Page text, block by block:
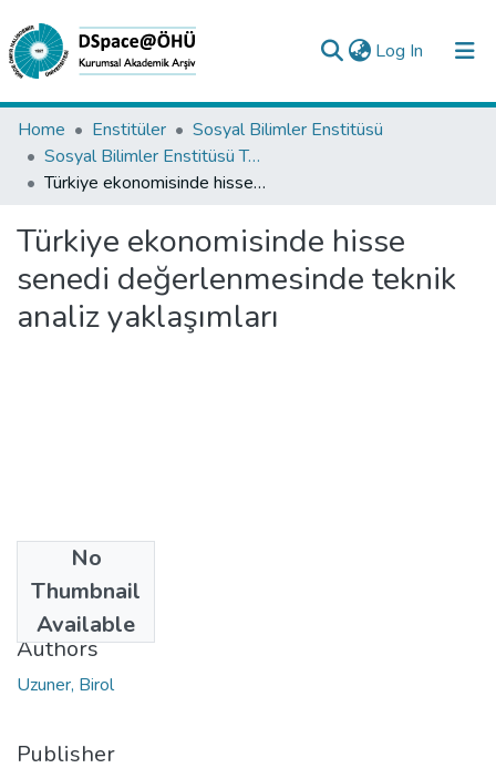
Log In (current)
Collections
All of DSpace
Analyze
Request/Question
Home Enstitüler
Sosyal Bilimler Enstitüsü
Sosyal Bilimler Enstitüsü Tez Koleksiyonu
Türkiye ekonomisinde hisse senedi değerlenmesinde teknik analiz yaklaşımları
Türkiye ekonomisinde hisse
senedi değerlenmesinde teknik
analiz yaklaşımları
No
Thumbnail
Available
2002
Authors
Uzuner, Birol
Publisher